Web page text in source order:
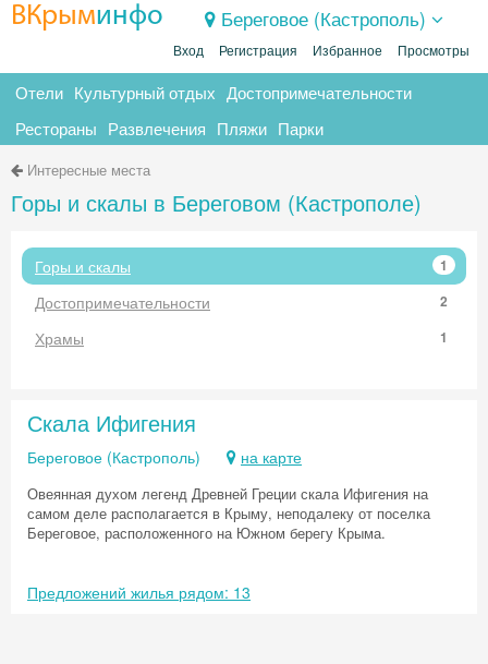
ВКрыминфо Береговое (Кастрополь)
Вход Регистрация Избранное Просмотры
Отели Культурный отдых Достопримечательности
Рестораны Развлечения Пляжи Парки
Интересные места
Горы и скалы в Береговом (Кастрополе)
Горы и скалы 1
Достопримечательности 2
Храмы 1
Скала Ифигения
Береговое (Кастрополь) на карте
Овеянная духом легенд Древней Греции скала Ифигения на
самом деле располагается в Крыму, неподалеку от поселка
Береговое, расположенного на Южном берегу Крыма.
Предложений жилья рядом: 13